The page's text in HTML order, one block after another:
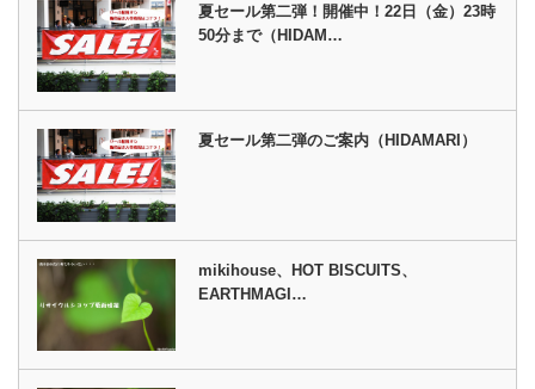
夏セール第二弾！開催中！22日（金）23時
50分まで（HIDAM…
夏セール第二弾のご案内（HIDAMARI）
mikihouse、HOT BISCUITS、
EARTHMAGI…